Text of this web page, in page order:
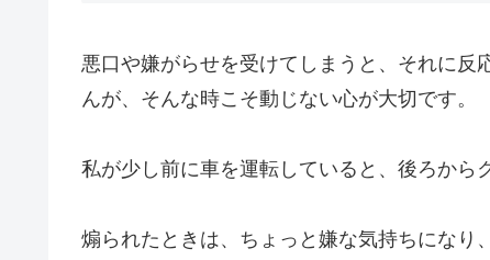
悪口や嫌がらせを受けてしまうと、それに
んが、そんな時こそ動じない心が大切です。
私が少し前に車を運転していると、後ろから
煽られたときは、ちょっと嫌な気持ちになり